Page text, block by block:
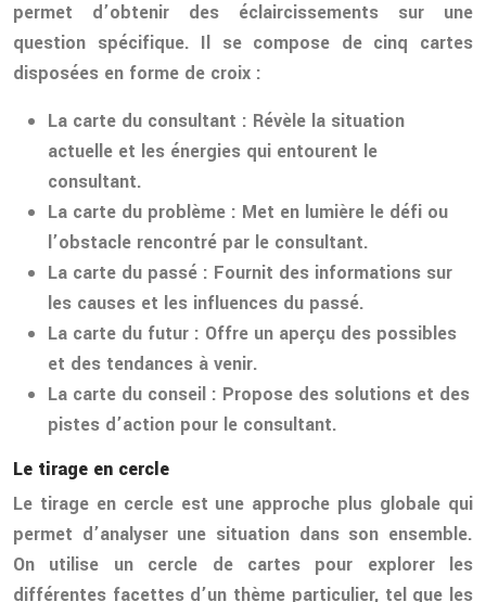
permet d’obtenir des éclaircissements sur une
question spécifique. Il se compose de cinq cartes
disposées en forme de croix :
La carte du consultant : Révèle la situation
actuelle et les énergies qui entourent le
consultant.
La carte du problème : Met en lumière le défi ou
l’obstacle rencontré par le consultant.
La carte du passé : Fournit des informations sur
les causes et les influences du passé.
La carte du futur : Offre un aperçu des possibles
et des tendances à venir.
La carte du conseil : Propose des solutions et des
pistes d’action pour le consultant.
Le tirage en cercle
Le tirage en cercle est une approche plus globale qui
permet d’analyser une situation dans son ensemble.
On utilise un cercle de cartes pour explorer les
différentes facettes d’un thème particulier, tel que les